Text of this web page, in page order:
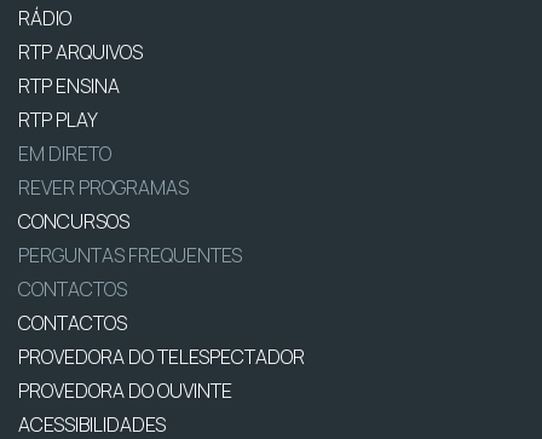
RÁDIO
RTP ARQUIVOS
RTP ENSINA
RTP PLAY
EM DIRETO
REVER PROGRAMAS
CONCURSOS
PERGUNTAS FREQUENTES
CONTACTOS
CONTACTOS
PROVEDORA DO TELESPECTADOR
PROVEDORA DO OUVINTE
ACESSIBILIDADES